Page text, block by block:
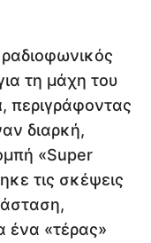
τη μάχη του
, περιγράφοντας
διαρκή,
«Super
τις σκέψεις
ένα «τέρας»